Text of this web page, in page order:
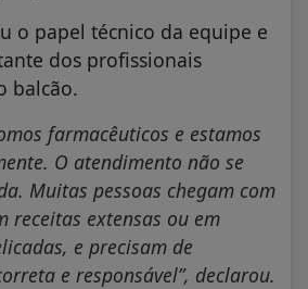
o papel técnico da equipe e
dos profissionais
balcão.
farmacêuticos e estamos
O atendimento não se
Muitas pessoas chegam com
receitas extensas ou em
e precisam de
e responsável”, declarou.